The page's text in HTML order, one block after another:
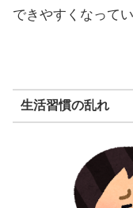
できやすくなって
生活習慣の乱れ